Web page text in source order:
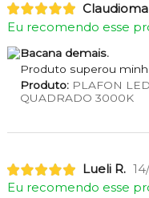
Eu recomendo esse
Bacana demais.
Produto superou
Produto:PLAFON
QUADRADO 3000K
Lueli R.
Eu recomendo esse